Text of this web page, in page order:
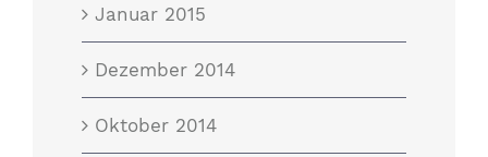
Januar 2015
Dezember 2014
Oktober 2014